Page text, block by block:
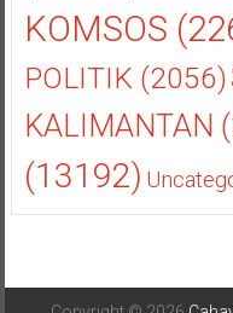
KOMSOS
POLITIK(2056)
KALIMANTAN
(13192)